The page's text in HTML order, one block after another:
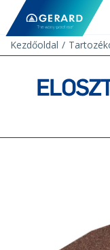
Kezdőoldal